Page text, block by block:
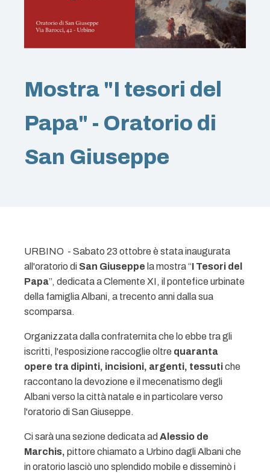
Mostra "I tesori del
Papa" - Oratorio di
San Giuseppe
URBINO - Sabato 23 ottobre è stata inaugurata
all'oratorio di San Giuseppe la mostra “I Tesori del
Papa”, dedicata a Clemente XI, il pontefice urbinate
della famiglia Albani, a trecento anni dalla sua
scomparsa.
Organizzata dalla confraternita che lo ebbe tra gli
iscritti, l'esposizione raccoglie oltre quaranta
opere tra dipinti, incisioni, argenti, tessutiche
raccontano la devozione e il mecenatismo degli
Albani verso la città natale e in particolare verso
l'oratorio di San Giuseppe.
Ci sarà una sezione dedicata ad Alessio de
Marchis, pittore chiamato a Urbino dagli Albani che
in oratorio lasciò uno splendido mobile e disseminò i